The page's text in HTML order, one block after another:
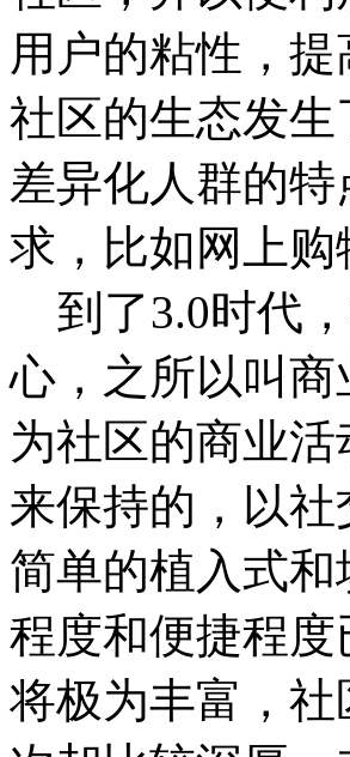
用户的粘性，
社区的生态发
差异化人群的
求，比如网上购
到了3.0时代
心，之所以叫
为社区的商业
来保持的，以
简单的植入式
程度和便捷程
将极为丰富，